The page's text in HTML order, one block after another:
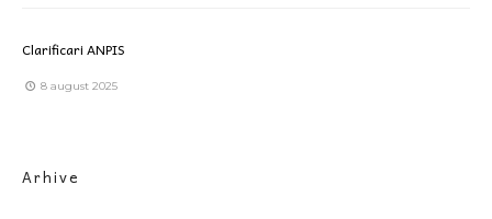
Clarificari ANPIS
8 august 2025
Arhive